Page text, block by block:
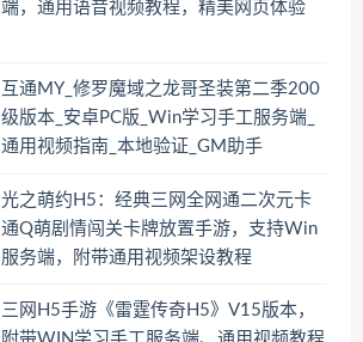
端，通用语音视频教程，精美网页体验
互通MY_修罗魔域之龙哥圣装第二季200
级版本_安卓PC版_Win学习手工服务端_
通用视频指南_本地验证_GM助手
光之萌约H5：经典三网全网通二次元卡
通Q萌剧情闯关卡牌放置手游，支持Win
服务端，附带通用视频架设教程
三网H5手游《雷霆传奇H5》V15版本，